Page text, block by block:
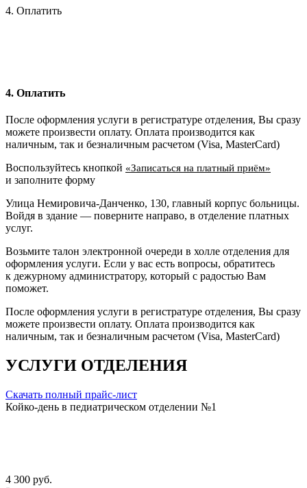
4. Оплатить
4. Оплатить
После оформления услуги в регистратуре отделения, Вы сразу
можете произвести оплату. Оплата производится как
наличным, так и безналичным расчетом (Visa, MasterCard)
Воспользуйтесь кнопкой «Записаться на платный приём»
и заполните форму
Улица Немировича-Данченко, 130, главный корпус больницы.
Войдя в здание — поверните направо, в отделение платных
услуг.
Возьмите талон электронной очереди в холле отделения для
оформления услуги. Если у вас есть вопросы, обратитесь
к дежурному администратору, который с радостью Вам
поможет.
После оформления услуги в регистратуре отделения, Вы сразу
можете произвести оплату. Оплата производится как
наличным, так и безналичным расчетом (Visa, MasterCard)
УСЛУГИ ОТДЕЛЕНИЯ
Скачать полный прайс-лист
Койко-день в педиатрическом отделении №1
4 300 руб.